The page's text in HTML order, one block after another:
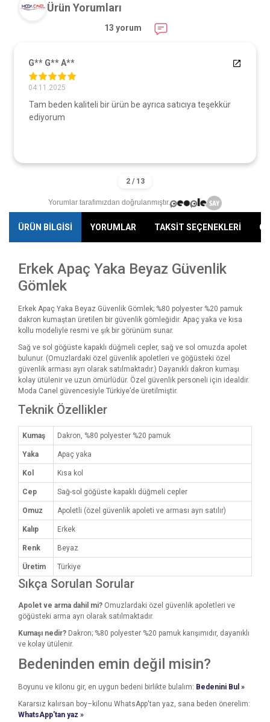
Ürün Yorumları
13 yorum
G** G** A**
04.11.2025
Tam beden kaliteli bir ürün be ayrıca satıcıya teşekkür
ediyorum
Yorumlar tarafımızdan doğrulanmıştır.
ÜRÜN BİLGİSİ YORUMLAR TAKSİT SEÇENEKLERİ
Erkek Apaç Yaka Beyaz Güvenlik
Gömlek
Erkek Apaç Yaka Beyaz Güvenlik Gömlek; %80 polyester %20 pamuk
dakron kumaştan üretilen bir güvenlik gömleğidir. Apaç yaka ve kısa
kollu modeliyle resmi ve şık bir görünüm sunar.
Sağ ve sol göğüste kapaklı düğmeli cepler, sağ ve sol omuzda apolet
bulunur. (Omuzlardaki özel güvenlik apoletleri ve göğüsteki özel
güvenlik arması ayrı olarak satılmaktadır.) Dayanıklı dakron kumaşı
kolay ütülenir ve uzun ömürlüdür. Özel güvenlik personeli için idealdir.
Moda Canel güvencesiyle Türkiye’de üretilmiştir.
Teknik Özellikler
Kumaş Dakron, %80 polyester %20 pamuk
Yaka Apaç yaka
Kol Kısa kol
Cep Sağ-sol göğüste kapaklı düğmeli cepler
Omuz Apoletli (özel güvenlik apoleti ve arması ayrı satılır)
Kalıp Erkek
Renk Beyaz
Üretim Türkiye
Sıkça Sorulan Sorular
Apolet ve arma dahil mi? Omuzlardaki özel güvenlik apoletleri ve
göğüsteki arma ayrı olarak satılmaktadır.
Kumaşı nedir? Dakron; %80 polyester %20 pamuk karışımıdır, dayanıklı
ve kolay ütülenir.
Bedeninden emin değil misin?
Boyunu ve kilonu gir, en uygun bedeni birlikte bulalım: Bedenini Bul »
Kararsız kalırsan boy–kilonu WhatsApp'tan yaz, sana beden önerelim:
WhatsApp'tan yaz »